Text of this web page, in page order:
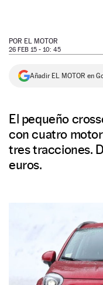
PREMIOS
SÍGUENOS
POR EL MOTOR
26 FEB 15 - 10: 45
Añadir EL MOTOR en
El pequeño
con cuatro
tres tracciones.
euros.